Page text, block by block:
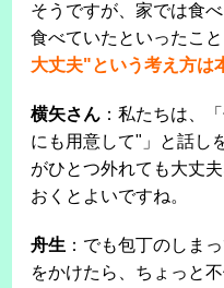
そうですが、家では食
食べていたといったこと
大丈夫"という考え方は
横矢さん ：私たちは、
にも用意して"」と話し
がひとつ外れても大丈
おくとよいですね。
舟生 ：でも包丁のしま
をかけたら、ちょっと不